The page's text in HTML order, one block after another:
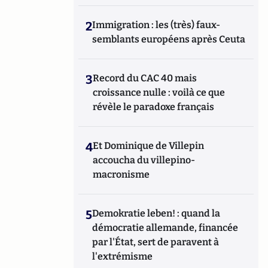
2Immigration : les (très) faux-
semblants européens après Ceuta
3Record du CAC 40 mais
croissance nulle : voilà ce que
révèle le paradoxe français
4Et Dominique de Villepin
accoucha du villepino-
macronisme
5Demokratie leben! : quand la
démocratie allemande, financée
par l'État, sert de paravent à
l'extrémisme